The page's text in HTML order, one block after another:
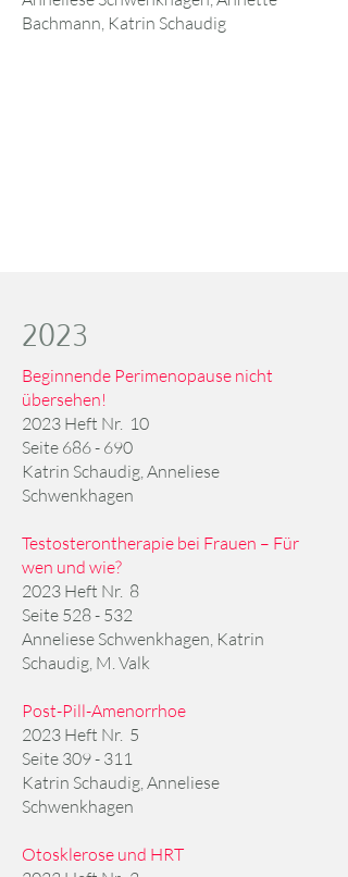
Bachmann, Katrin Schaudig
2023
Beginnende Perimenopause nicht
übersehen!
2023 Heft Nr. 10
Seite 686 - 690
Katrin Schaudig, Anneliese
Schwenkhagen
Testosterontherapie bei Frauen – Für
wen und wie?
2023 Heft Nr. 8
Seite 528 - 532
Anneliese Schwenkhagen, Katrin
Schaudig, M. Valk
Post-Pill-Amenorrhoe
2023 Heft Nr. 5
Seite 309 - 311
Katrin Schaudig, Anneliese
Schwenkhagen
Otosklerose und HRT